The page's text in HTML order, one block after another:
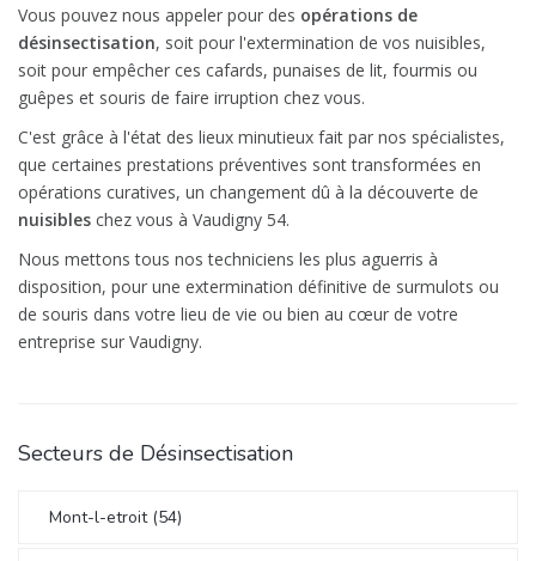
Vous pouvez nous appeler pour des opérations de
désinsectisation, soit pour l'extermination de vos nuisibles,
soit pour empêcher ces cafards, punaises de lit, fourmis ou
guêpes et souris de faire irruption chez vous.
C'est grâce à l'état des lieux minutieux fait par nos spécialistes,
que certaines prestations préventives sont transformées en
opérations curatives, un changement dû à la découverte de
nuisibles chez vous à Vaudigny 54.
Nous mettons tous nos techniciens les plus aguerris à
disposition, pour une extermination définitive de surmulots ou
de souris dans votre lieu de vie ou bien au cœur de votre
entreprise sur Vaudigny.
Secteurs de Désinsectisation
Mont-l-etroit (54)